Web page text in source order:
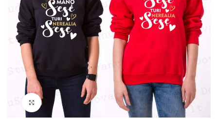
Padidinti